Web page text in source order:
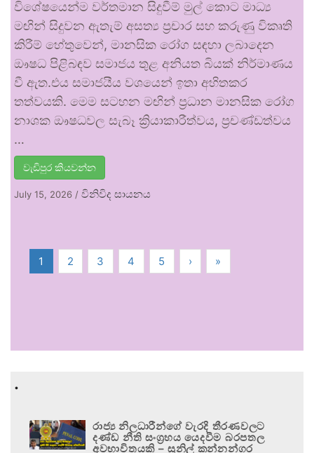
විශේෂයෙන්ම වර්තමාන සිදුවීම් මුල් කොට මාධ්‍ය
මඟින් සිදුවන ඇතැම් අසත්‍ය ප්‍රචාර සහ කරුණු විකෘති
කිරීම් හේතුවෙන්, මානසික රෝග සඳහා ලබාදෙන
ඖෂධ පිළිබඳව සමාජය තුළ අනියත බියක් නිර්මාණය
වී ඇත.එය සමාජයීය වශයෙන් ඉතා අහිතකර
තත්වයකි. මෙම සටහන මඟින් ප්‍රධාන මානසික රෝග
නාශක ඖෂධවල සැබෑ ක්‍රියාකාරීත්වය, ප්‍රචණ්ඩත්වය
…
වැඩිපුර කියවන්න
July 15, 2026 / විනිවිද සායනය
1 2 3 4 5 › »
.
රාජ්‍ය නිලධාරීන්ගේ වැරදි තීරණවලට
දණ්ඩ නීති සංග්‍රහය යෙදවීම බරපතල
අවභාවිතයකි – සුනිල් කන්නන්ගර